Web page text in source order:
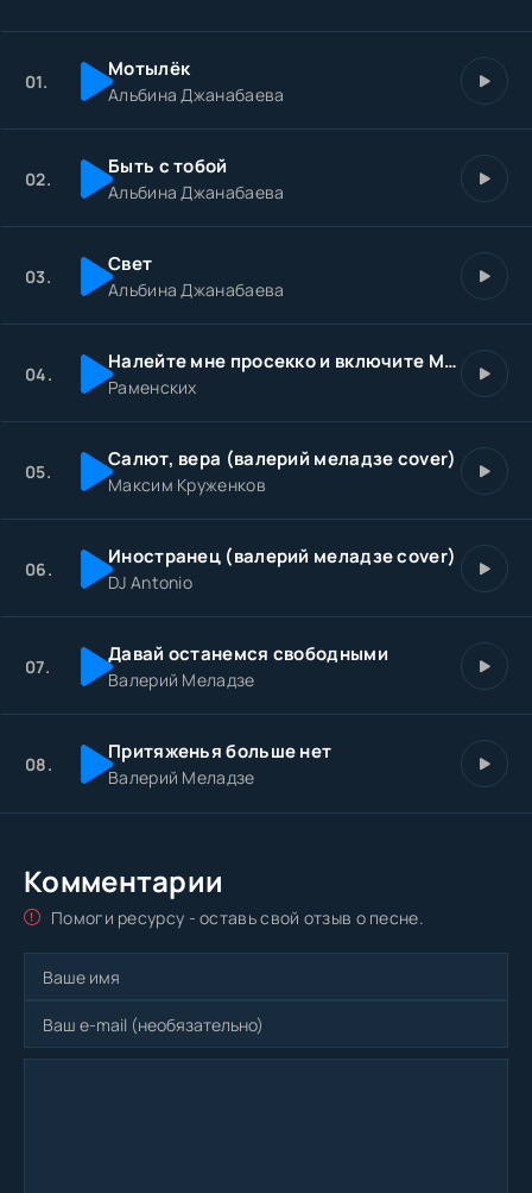
01. Мотылёк
Альбина Джанабаева
02. Быть с тобой
Альбина Джанабаева
03. Свет
Альбина Джанабаева
04. Налейте мне просекко и включите Меладзе
Раменских
05. Салют, вера (валерий меладзе cover)
Максим Круженков
06. Иностранец (валерий меладзе cover)
DJ Antonio
07. Давай останемся свободными
Валерий Меладзе
08. Притяженья больше нет
Валерий Меладзе
Комментарии
Помоги ресурсу - оставь свой отзыв о песне.